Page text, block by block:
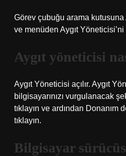
Görev çubuğu arama kutusuna
ve menüden Aygıt
Aygıt yöneticisi
Aygıt Yöneticisi açılır. Aygıt
bilgisayarınızı vurgulanacak
tıklayın ve ardından Donanım
tıklayın.
Bilgisayar